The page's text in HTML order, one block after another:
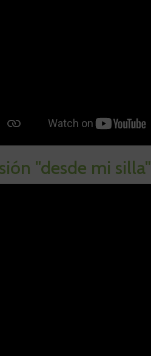
"desde mi silla"